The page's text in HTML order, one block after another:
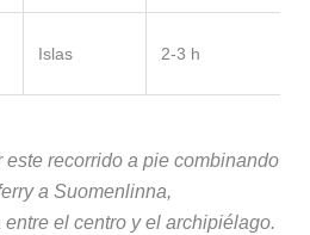
Islas 2-3 h
recorrido a pie combinando
a Suomenlinna,
el centro y el archipiélago.